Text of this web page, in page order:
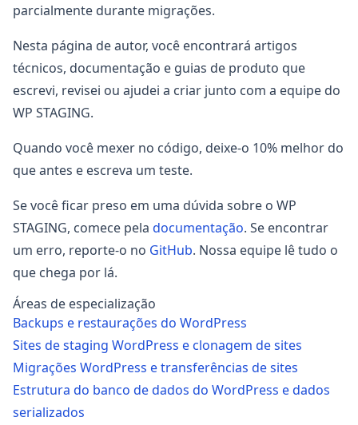
parcialmente durante migrações.
Nesta página de autor, você encontrará artigos
técnicos, documentação e guias de produto que
escrevi, revisei ou ajudei a criar junto com a equipe do
WP STAGING.
Quando você mexer no código, deixe-o 10% melhor do
que antes e escreva um teste.
Se você ficar preso em uma dúvida sobre o WP
STAGING, comece pela documentação. Se encontrar
um erro, reporte-o no GitHub. Nossa equipe lê tudo o
que chega por lá.
Áreas de especialização
Backups e restaurações do WordPress
Sites de staging WordPress e clonagem de sites
Migrações WordPress e transferências de sites
Estrutura do banco de dados do WordPress e dados
serializados